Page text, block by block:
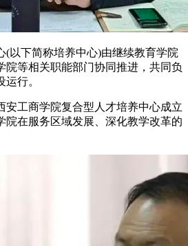
下简称培养中心)由继续教育学院
院等相关职能部门协同推进，共同负
行。
工商学院复合型人才培养中心成立
院在服务区域发展、深化教学改革的